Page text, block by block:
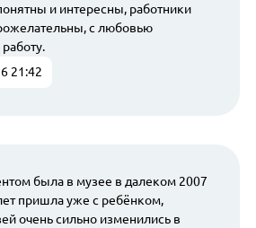
и интересны, работники
с любовью
21:42
была в музее в далеком 2007
пришла уже с ребёнком,
очень сильно изменились в